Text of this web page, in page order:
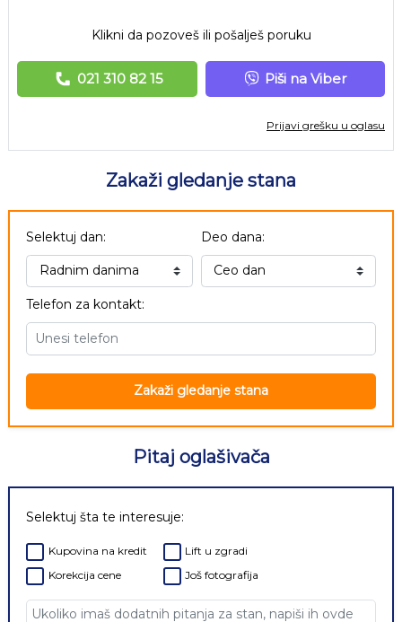
Klikni da pozoveš ili pošalješ poruku
021 310 82 15 Piši na Viber
Prijavi grešku u oglasu
Zakaži gledanje stana
Selektuj dan: Deo dana:
Telefon za kontakt:
Zakaži gledanje stana
Pitaj oglašivača
Selektuj šta te interesuje:
Kupovina na kredit
Korekcija cene
Lift u zgradi
Još fotografija